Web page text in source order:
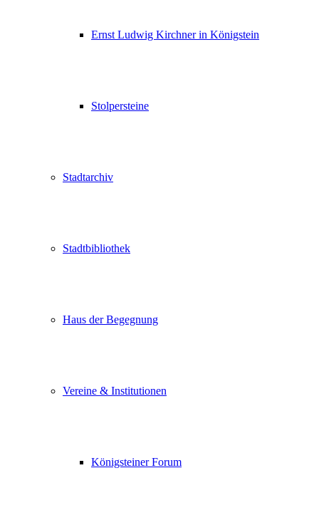
Ernst Ludwig Kirchner in Königstein
Stolpersteine
Stadtarchiv
Stadtbibliothek
Haus der Begegnung
Vereine & Institutionen
Königsteiner Forum